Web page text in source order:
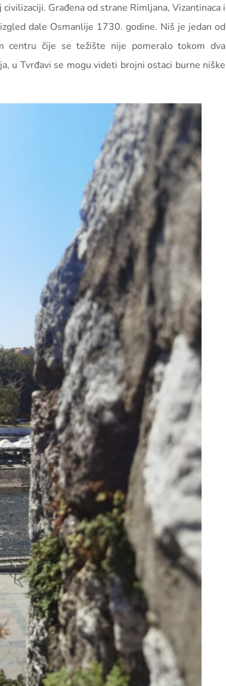
Građena od strane Rimljana, Vizantinaca i
dale Osmanlije 1730. godine. Niš je jedan od
centru čije se težište nije pomeralo tokom dva
u Tvrđavi se mogu videti brojni ostaci burne niške